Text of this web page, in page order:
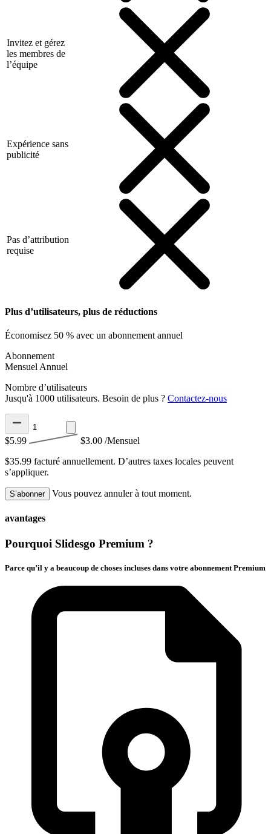
Invitez et gérez
les membres de
l’équipe
Expérience sans
publicité
Pas d’attribution
requise
Plus d’utilisateurs, plus de réductions
Économisez 50 % avec un abonnement annuel
Abonnement
Mensuel Annuel
Nombre d’utilisateurs
Jusqu'à 1000 utilisateurs. Besoin de plus ? Contactez-nous
$5.99 $3.00 /Mensuel
$35.99 facturé annuellement. D’autres taxes locales peuvent
s’appliquer.
S’abonner Vous pouvez annuler à tout moment.
avantages
Pourquoi Slidesgo Premium ?
Parce qu’il y a beaucoup de choses incluses dans votre abonnement Premium